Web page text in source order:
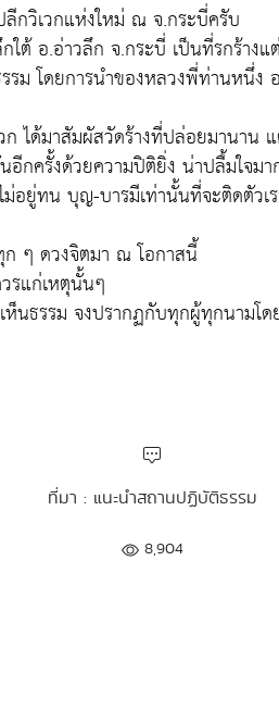
กวิเวกแห่งใหม่ ณ จ.กระบี่ครับ
ต้ อ.อ่าวลึก จ.กระบี่ เป็นที่รกร้าง
รม โดยการนำของหลวงพี่ท่านหนึ่ง
ได้มาสัมผัสวัดร้างที่ปล่อยมานาน
กครั้งด้วยความปิติยิ่ง น่าปลื้มใจม
ม่อยู่ทน บุญ-บารมีเท่านั้นที่จะติดตัวเ
ๆ ดวงจิตมา ณ โอกาสนี้
รแก่เหตุนั้นๆ
ห็นธรรม จงปรากฏกับทุกผู้ทุกนามโ
ที่มา : แนะนำสถานปฏิบัติธรรม
8,904